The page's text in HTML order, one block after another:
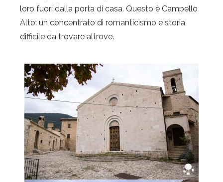
loro fuori dalla porta di casa. Questo è Campello
Alto: un concentrato di romanticismo e storia
difficile da trovare altrove.